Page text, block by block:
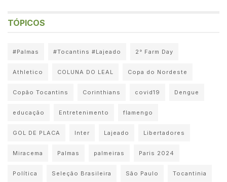
TÓPICOS
#Palmas #Tocantins #Lajeado 2° Farm Day
Athletico COLUNA DO LEAL Copa do Nordeste
Copão Tocantins Corinthians covid19 Dengue
educação Entretenimento flamengo
GOL DE PLACA Inter Lajeado Libertadores
Miracema Palmas palmeiras Paris 2024
Política Seleção Brasileira São Paulo Tocantinia